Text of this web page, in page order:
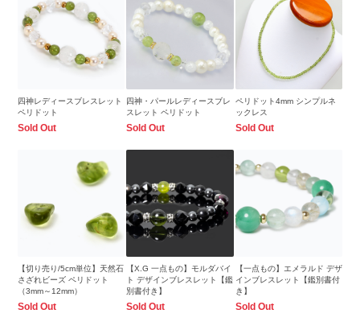
四神レディースブレスレット
ペリドット
Sold Out
四神・パールレディースブレ
スレット ペリドット
Sold Out
ペリドット4mm シンプルネ
ックレス
Sold Out
【切り売り/5cm単位】天然石
さざれビーズ ペリドット
（3mm～12mm）
Sold Out
【X.G 一点もの】モルダバイ
ト デザインブレスレット【鑑
別書付き】
Sold Out
【一点もの】エメラルド デザ
インブレスレット【鑑別書付
き】
Sold Out